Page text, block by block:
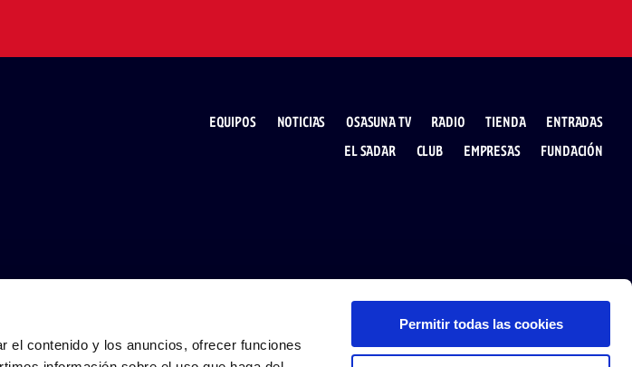
el contenido y los anuncios, ofrecer funciones
Permitir todas las cookies
EQUIPOS NOTICIAS OSASUNA TV RADIO TIENDA
ENTRADAS
EL SADAR
CLUB EMPRESAS FUNDACIÓN
SÍGUENOS DESCARGA LA APP